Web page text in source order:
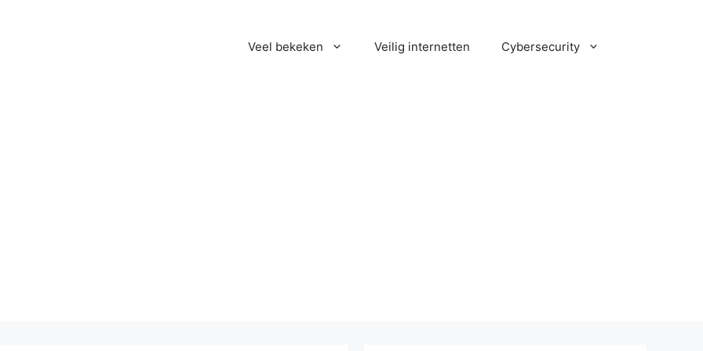
Veel bekeken Veilig internetten Cybersecurity